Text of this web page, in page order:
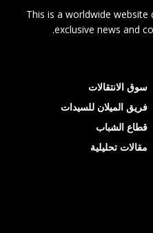
This is a worldwide website
exclusive news and
سوق الانتقالات
فريق الميلان للسيدات
قطاع الشباب
مقالات تحليلية